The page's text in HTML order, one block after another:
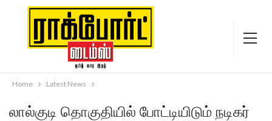
Home Latest News
லால்குடி தொகுதியில் போட்டியிடும் நடிகர்